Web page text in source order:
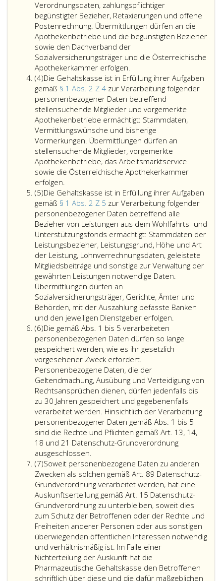
Nr. L
und
Daten
dies
für
die
eine
der
der
auch
zu
Daten
aller
gemäß
6,
und
Daten
die
gewährte
Zulagen
an
Daten,
gewährte
und
Gerichte,
Ämter
und
Behörden,
mit
der
2,
Ziffer
3,
zur
Verarbeitung
jener
personenbezogener
Daten
betreffend
alle
Apothekenbetriebe,
begünstigten
Bezieher
und
Versicherten
ermächtigt,
die
Erfüllung
der
Aufgaben
Verordnungsdaten, zahlungspflichtiger
begünstigter Bezieher, Retaxierungen und offene
Postenrechnung. Übermittlungen dürfen an die
Apothekenbetriebe und die begünstigten Bezieher
sowie den Dachverband der
Sozialversicherungsträger und die Österreichische
Apothekerkammer erfolgen.
(4)Absatz
4
Die Gehaltskasse ist in Erfüllung ihrer Aufgaben
gemäß § 1 Abs. 2 Z 4 zur Verarbeitung folgender
personenbezogener Daten betreffend
stellensuchende Mitglieder und vorgemerkte
Apothekenbetriebe ermächtigt: Stammdaten,
Vermittlungswünsche und bisherige
Vormerkungen. Übermittlungen dürfen an
stellensuchende Mitglieder, vorgemerkte
Apothekenbetriebe, das Arbeitsmarktservice
sowie die Österreichische Apothekerkammer
erfolgen.
Gehaltskasse
ist
in
Erfüllung
ihrer
Aufgaben
gemäß
Paragraph
eins,
Absatz
2,
Ziffer
4,
zur
Verarbeitung
folgender
personenbezogener
Daten
betreffend
stellensuchende
Mitglieder
und
vorgemerkte
Apothekenbetriebe
ermächtigt:
Stammdaten,
Vermittlungswünsche
und
bisherige
Vormerkungen.
Übermittlungen
dürfen
an
stellensuchende
Mitglieder,
vorgemerkte
Apothekenbetriebe,
das
(5)Absatz
5
Die Gehaltskasse ist in Erfüllung ihrer Aufgaben
gemäß § 1 Abs. 2 Z 5 zur Verarbeitung folgender
personenbezogener Daten betreffend alle
Bezieher von Leistungen aus dem Wohlfahrts- und
Unterstützungsfonds ermächtigt: Stammdaten der
Leistungsbezieher, Leistungsgrund, Höhe und Art
der Leistung, Lohnverrechnungsdaten, geleistete
Mitgliedsbeiträge und sonstige zur Verwaltung der
gewährten Leistungen notwendige Daten.
Übermittlungen dürfen an
Sozialversicherungsträger, Gerichte, Ämter und
Behörden, mit der Auszahlung befasste Banken
und den jeweiligen Dienstgeber erfolgen.
ist
in
Aufgaben
gemäß
Paragraph
eins,
Absatz
2,
Ziffer
zur
Verarbeitung
folgender
Daten
betreffend
alle
Bezieher
aus
dem
(6)Absatz
6
Die gemäß Abs. 1 bis 5 verarbeiteten
personenbezogenen Daten dürfen so lange
gespeichert werden, wie es ihr gesetzlich
vorgesehener Zweck erfordert.
Personenbezogene Daten, die der
Geltendmachung, Ausübung und Verteidigung von
Rechtsansprüchen dienen, dürfen jedenfalls bis
zu 30 Jahren gespeichert und gegebenenfalls
verarbeitet werden. Hinsichtlich der Verarbeitung
personenbezogener Daten gemäß Abs. 1 bis 5
sind die Rechte und Pflichten gemäß Art. 13, 14,
18 und 21 Datenschutz-Grundverordnung
ausgeschlossen.
gemäß
Absatz
eins
bis
5
verarbeiteten
personenbezogenen
Daten
dürfen
so
lange
gespeichert
(7)Absatz
7
Soweit personenbezogene Daten zu anderen
Zwecken als solchen gemäß Art. 89 Datenschutz-
Grundverordnung verarbeitet werden, hat eine
Auskunftserteilung gemäß Art. 15 Datenschutz-
Grundverordnung zu unterbleiben, soweit dies
zum Schutz der Betroffenen oder der Rechte und
Freiheiten anderer Personen oder aus sonstigen
überwiegenden öffentlichen Interessen notwendig
und verhältnismäßig ist. Im Falle einer
Nichterteilung der Auskunft hat die
Pharmazeutische Gehaltskasse den Betroffenen
schriftlich über diese und die dafür maßgeblichen